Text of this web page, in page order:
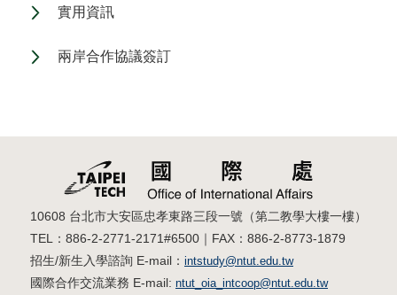
實用資訊
兩岸合作協議簽訂
10608 台北市大安區忠孝東路三段一號（第二教學大樓一樓）
TEL：886-2-2771-2171#6500｜FAX：886-2-8773-1879
招生/新生入學諮詢 E-mail： intstudy@ntut.edu.tw
國際合作交流業務 E-mail: ntut_oia_intcoop@ntut.edu.tw